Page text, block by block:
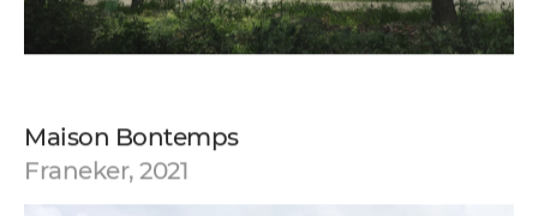
Maison Bontemps
Franeker, 2021